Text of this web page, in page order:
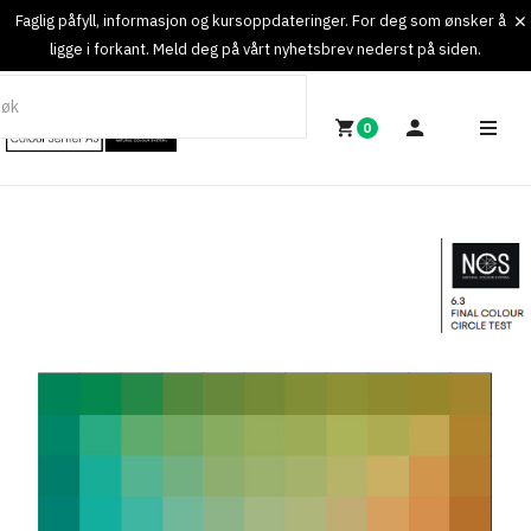
Faglig påfyll, informasjon og kursoppdateringer. For deg som ønsker å
ligge i forkant. Meld deg på vårt nyhetsbrev nederst på siden.
0